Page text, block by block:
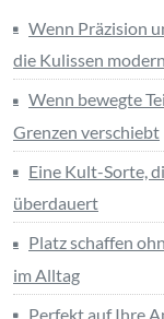
Wenn Präzision
die Kulissen
Wenn bewegte
Grenzen verschiebt
Eine Kult-Sorte,
überdauert
Platz schaffen
im Alltag
Perfekt auf Ihre